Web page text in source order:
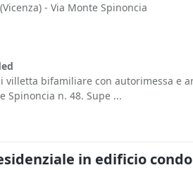
(Vicenza) - Via Monte Spinoncia
villetta bifamiliare con autorimessa e
Spinoncia n. 48. Supe ...
in edificio